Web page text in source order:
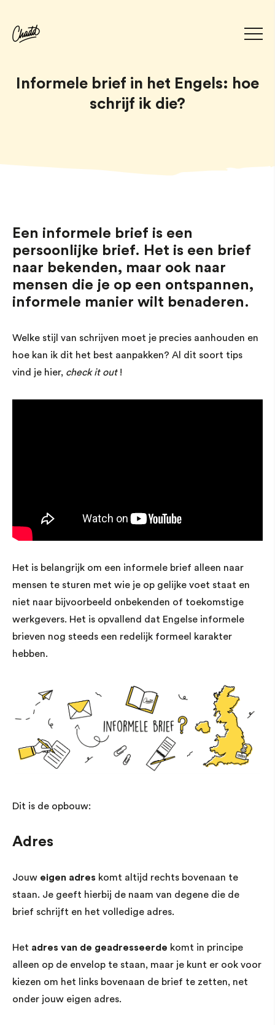
Informele brief in het Engels: hoe
schrijf ik die?
Een informele brief is een
persoonlijke brief. Het is een brief
naar bekenden, maar ook naar
mensen die je op een ontspannen,
informele manier wilt benaderen.
Welke stijl van schrijven moet je precies aanhouden en
hoe kan ik dit het best aanpakken? Al dit soort tips
vind je hier, check it out!
Het is belangrijk om een informele brief alleen naar
mensen te sturen met wie je op gelijke voet staat en
niet naar bijvoorbeeld onbekenden of toekomstige
werkgevers. Het is opvallend dat Engelse informele
brieven nog steeds een redelijk formeel karakter
hebben.
Dit is de opbouw:
Adres
Jouw eigen adres komt altijd rechts bovenaan te
staan. Je geeft hierbij de naam van degene die de
brief schrijft en het volledige adres.
Het adres van de geadresseerde komt in principe
alleen op de envelop te staan, maar je kunt er ook voor
kiezen om het links bovenaan de brief te zetten, net
onder jouw eigen adres.